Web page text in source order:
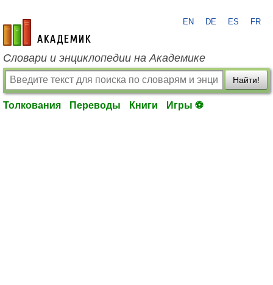
academic.ru
EN DE ES FR
Словари и энциклопедии на Академике
Найти!
Толкования Переводы Книги Игры ⚽